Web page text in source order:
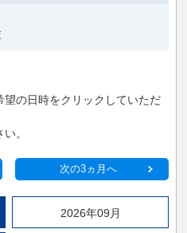
の日時をクリックしていただ
。
次の3ヵ月へ
2026年09月